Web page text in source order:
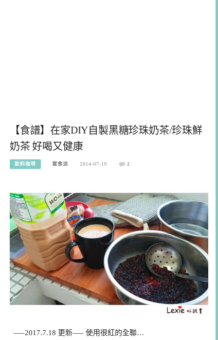
【食譜】在家DIY自製黑糖珍珠奶茶/珍珠鮮
奶茶 好喝又健康
飲料咖啡 寫食派 2014-07-19 2
—–2017.7.18 更新—– 使用很紅的全聯…